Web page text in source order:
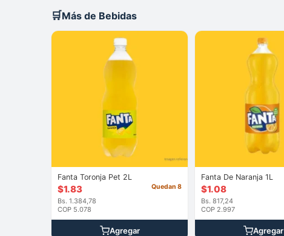
🛒Más de Bebidas
Fanta Toronja Pet 2L
$1.83
Bs. 1.384,78
COP 5.078
Quedan 8
Agregar
Fanta De Naranja 1L
$1.08
Bs. 817,24
COP 2.997
Agregar